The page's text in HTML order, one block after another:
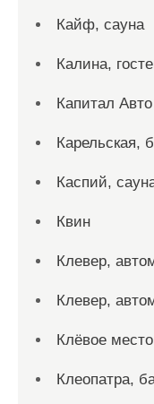
Кайф, сауна
Калина,
Капитал Авто
Карельская,
Каспий,
Квин
Клевер,
Клевер,
Клёвое
Клеопатра,